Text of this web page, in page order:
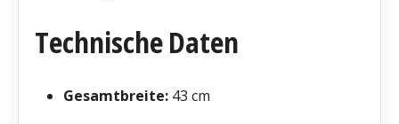
Technische Daten
Gesamtbreite: 43 cm